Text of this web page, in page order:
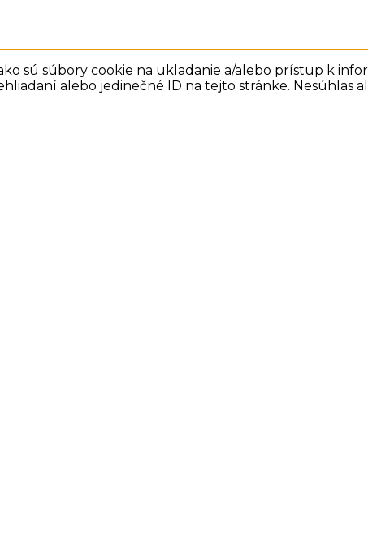
sú súbory cookie na ukladanie a/alebo prístup k
alebo jedinečné ID na tejto stránke. Nesúhlas